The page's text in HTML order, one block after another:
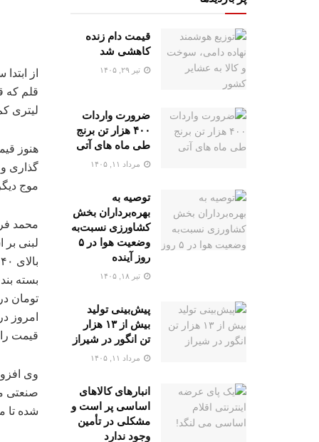
لیتری کم چرب و
هنوز
گذاری
موج
محمد
لبنی
قیمت
وی
صنعتی
شده تا ما شاهد
قیمت دام زنده
کاهشی شد
تیر ۲۹, ۱۴۰۵
ضرورت واردات
۴۰۰ هزار تن برنج
طی ماه های آتی
مرداد ۱۱, ۱۴۰۵
توصیه به
بهره‌برداران بخش
کشاورزی نسبت‌به
وضعیت هوا در ۵
روز آینده
تیر ۱۸, ۱۴۰۵
پیش‌بینی تولید
بیش از ۱۳ هزار
تن انگور در شیراز
مرداد ۱۱, ۱۴۰۵
انبارهای کالاهای
اساسی پر است و
مشکلی در تأمین
وجود ندارد